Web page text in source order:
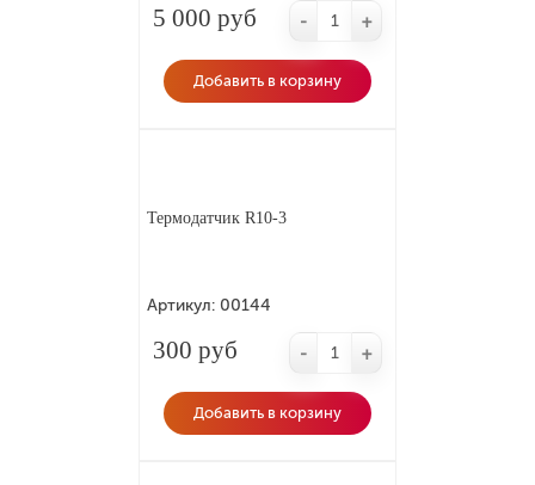
5 000 руб - +
Добавить в корзину
Термодатчик R10-3
Артикул: 00144
300 руб - +
Добавить в корзину